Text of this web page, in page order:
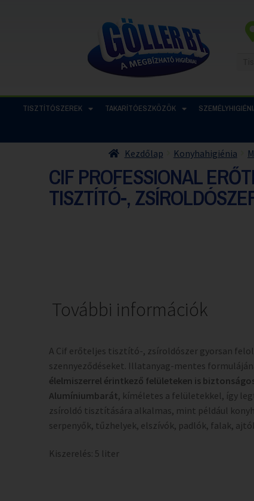
TISZTÍTÓSZEREK TAKARÍTÓESZKÖZÖK
Kezdőlap Konyhahigiénia
CIF PROFESSIONAL
TISZTÍTÓ-,
További információk
A Cif erőteljes tisztító-, zsíroldószer gyorsan
szennyeződéseket. Illatanyag-mentes
élelmiszerrel érintkező felületeken is
Alumíniumbarát , kíméletes a felületekkel, így
zsíroldó tisztítására alkalmas, mint például
serpenyők, tűzhelyek, elszívók, padlók, falak,
Kiszerelés: 5 liter